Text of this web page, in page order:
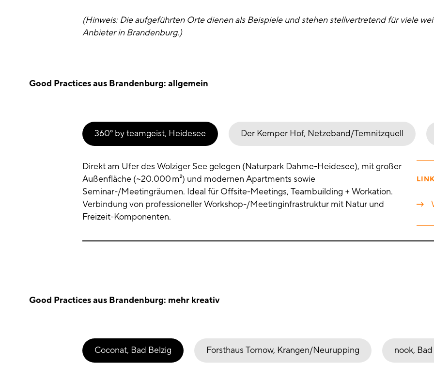
(Hinweis: Die aufgeführten Orte dienen als Beispiele und stehen stellvertretend für viele
Anbieter in Brandenburg.)
Good Practices aus Brandenburg: allgemein
360° by teamgeist, Heidesee Der Kemper Hof, Netzeband/Temnitzquell
Direkt am Ufer des Wolziger See gelegen (Naturpark Dahme-Heidesee), mit großer
Außenfläche (~20.000 m²) und modernen Apartments sowie
Seminar-/Meetingräumen. Ideal für Offsite-Meetings, Teambuilding + Workation.
Verbindung von professioneller Workshop-/Meetinginfrastruktur mit Natur und
Freizeit-Komponenten.
Good Practices aus Brandenburg: mehr kreativ
Coconat, Bad Belzig Forsthaus Tornow, Krangen/Neurupping nook,